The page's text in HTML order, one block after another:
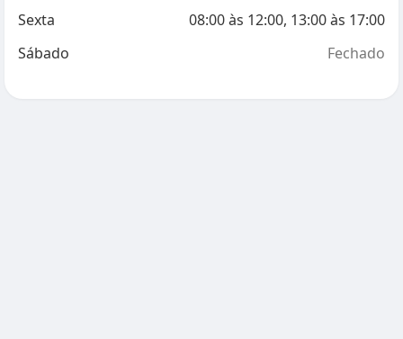
Sexta
08:00às 12:00, 13:00às 17:00
Sábado
Fechado